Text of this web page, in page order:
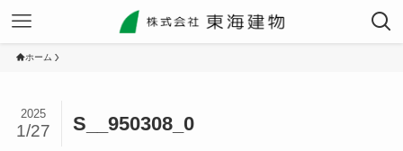
ホーム
S__950308_0
2025
1/27